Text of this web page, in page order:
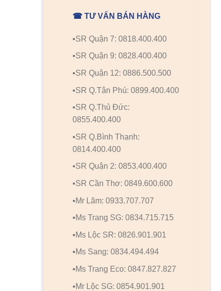
☎ TƯ VẤN BÁN HÀNG
▪️SR Quận 7: 0818.400.400
▪️SR Quận 9: 0828.400.400
▪️SR Quận 12: 0886.500.500
▪️SR Q.Tân Phú: 0899.400.400
▪️SR Q.Thủ Đức:
0855.400.400
▪️SR Q.Bình Thạnh:
0814.400.400
▪️SR Quận 2: 0853.400.400
▪️SR Cần Thơ: 0849.600.600
▪️Mr Lãm: 0933.707.707
▪️Ms Trang SG: 0834.715.715
▪️Ms Lộc SR: 0826.901.901
▪️Ms Sang: 0834.494.494
▪️Ms Trang Eco: 0847.827.827
▪️Mr Lộc SG: 0854.901.901